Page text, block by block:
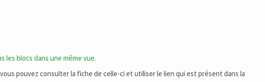
les blocs dans une même vue.
pouvez consulter la fiche de celle-ci et utiliser le lien qui est présent dans la